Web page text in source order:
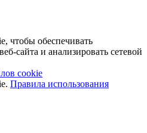
чтобы обеспечивать
сайта и анализировать сетевой
cookie
Правила использования